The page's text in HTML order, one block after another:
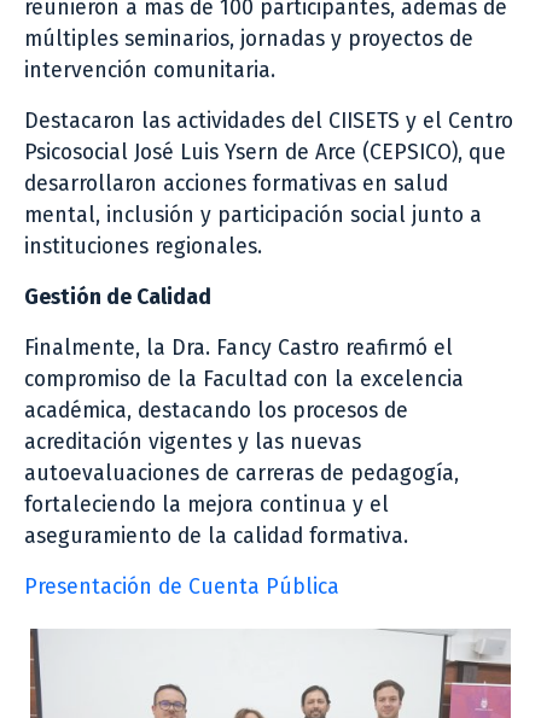
reunieron a más de 100 participantes, además de
múltiples seminarios, jornadas y proyectos de
intervención comunitaria.
Destacaron las actividades del CIISETS y el Centro
Psicosocial José Luis Ysern de Arce (CEPSICO), que
desarrollaron acciones formativas en salud
mental, inclusión y participación social junto a
instituciones regionales.
Gestión de Calidad
Finalmente, la Dra. Fancy Castro reafirmó el
compromiso de la Facultad con la excelencia
académica, destacando los procesos de
acreditación vigentes y las nuevas
autoevaluaciones de carreras de pedagogía,
fortaleciendo la mejora continua y el
aseguramiento de la calidad formativa.
Presentación de Cuenta Pública